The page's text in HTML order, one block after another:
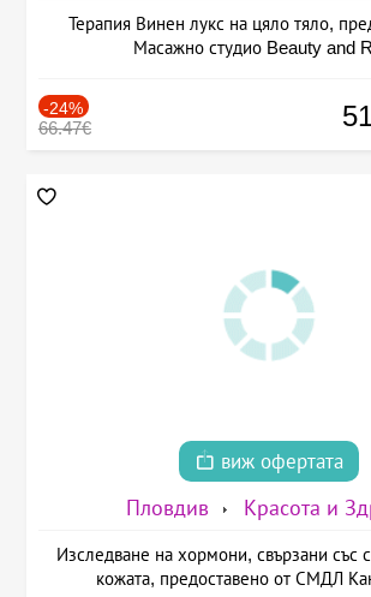
Терапия Винен лукс на цяло тяло,
Масажно студио Beauty and
-24%
66.47€
виж офертата
Пловдив Красота и
Изследване на хормони, свързани със
кожата, предоставено от СМДЛ